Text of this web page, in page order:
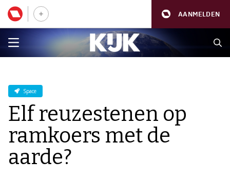
AANMELDEN
Space
Elf reuzestenen op
ramkoers met de
aarde?